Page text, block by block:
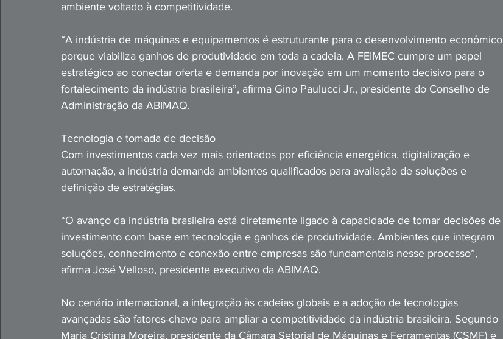
ambiente voltado à competitividade.
“A indústria de máquinas e equipamentos é estruturante para o desenvolvimento econômico
porque viabiliza ganhos de produtividade em toda a cadeia. A FEIMEC cumpre um papel
estratégico ao conectar oferta e demanda por inovação em um momento decisivo para o
fortalecimento da indústria brasileira”, afirma Gino Paulucci Jr., presidente do Conselho de
Administração da ABIMAQ.
Tecnologia e tomada de decisão
Com investimentos cada vez mais orientados por eficiência energética, digitalização e
automação, a indústria demanda ambientes qualificados para avaliação de soluções e
definição de estratégias.
“O avanço da indústria brasileira está diretamente ligado à capacidade de tomar decisões de
investimento com base em tecnologia e ganhos de produtividade. Ambientes que integram
soluções, conhecimento e conexão entre empresas são fundamentais nesse processo”,
afirma José Velloso, presidente executivo da ABIMAQ.
No cenário internacional, a integração às cadeias globais e a adoção de tecnologias
avançadas são fatores-chave para ampliar a competitividade da indústria brasileira. Segundo
Maria Cristina Moreira, presidente da Câmara Setorial de Máquinas e Ferramentas (CSMF) e